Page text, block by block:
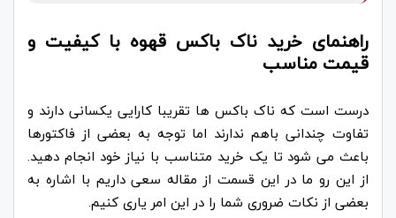
راهنمای خرید ناک باکس قهوه با کیفیت و
قیمت مناسب
درست است که ناک باکس ها تقریبا کارایی یکسانی دارند و
تفاوت چندانی باهم ندارند اما توجه به بعضی از فاکتورها
باعث می شود تا یک خرید متناسب با نیاز خود انجام دهید.
از این رو ما در این قسمت از مقاله سعی داریم با اشاره به
بعضی از نکات ضروری شما را در این امر یاری کنیم.